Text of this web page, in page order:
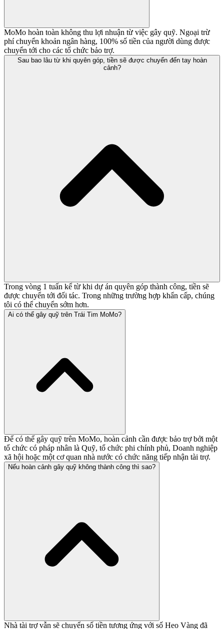
MoMo hoàn toàn không thu lợi nhuận từ việc gây quỹ. Ngoại trừ
phí chuyển khoản ngân hàng, 100% số tiền của người dùng được
chuyển tới cho các tổ chức bảo trợ.
Sau bao lâu từ khi quyên góp, tiền sẽ được chuyển đến tay hoàn
cảnh?
Trong vòng 1 tuấn kể từ khi dự án quyên góp thành công, tiền sẽ
được chuyển tới đối tác. Trong những trường hợp khẩn cấp, chúng
tôi có thể chuyển sớm hơn.
Ai có thể gây quỹ trên Trái Tim MoMo?
Để có thể gây quỹ trên MoMo, hoàn cảnh cần được bảo trợ bởi một
tổ chức có pháp nhân là Quỹ, tổ chức phi chính phủ, Doanh nghiệp
xã hội hoặc một cơ quan nhà nước có chức năng tiếp nhận tài trợ.
Nếu hoàn cảnh gây quỹ không thành công thì sao?
Nhà tài trợ vẫn sẽ chuyển số tiền tương ứng với số Heo Vàng đã